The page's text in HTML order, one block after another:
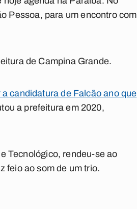
Pessoa, para um encontro com
de Campina Grande.
candidatura de Falcão ano que
a prefeitura em 2020,
Tecnológico, rendeu-se ao
feio ao som de um trio.